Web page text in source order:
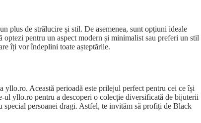
plus de strălucire și stil. De asemenea, sunt opțiuni ideale
optezi pentru un aspect modern și minimalist sau preferi un stil
îți vor îndeplini toate așteptările.
Această perioadă este prilejul perfect pentru cei ce își
ul yllo.ro pentru a descoperi o colecție diversificată de bijuterii
persoanei dragi. Astfel, te invităm să profiți de Black